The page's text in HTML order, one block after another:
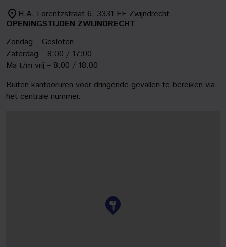
H.A. Lorentzstraat 6, 3331 EE Zwijndrecht
OPENINGSTIJDEN ZWIJNDRECHT
Zondag – Gesloten
Zaterdag – 8:00 / 17:00
Ma t/m vrij – 8:00 / 18:00
Buiten kantooruren voor dringende gevallen te bereiken via
het centrale nummer.